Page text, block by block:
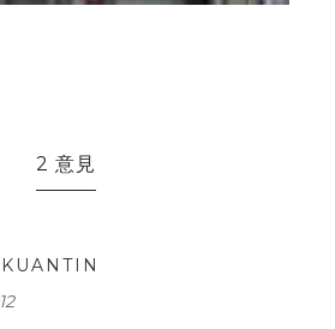
2 意見